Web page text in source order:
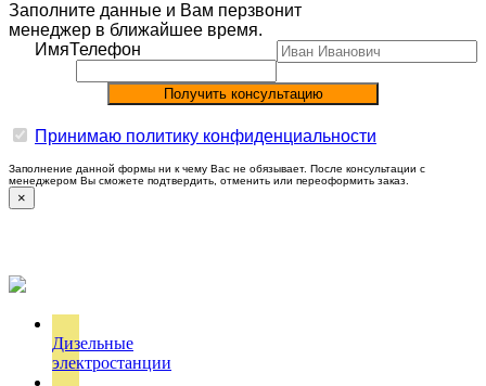
Заполните данные и Вам перзвонит
менеджер в ближайшее время.
ИмяТелефон
Принимаю политику конфиденциальности
Заполнение данной формы ни к чему Вас не обязывает. После консультации с
менеджером Вы сможете подтвердить, отменить или переоформить заказ.
×
Дизельные
электростанции